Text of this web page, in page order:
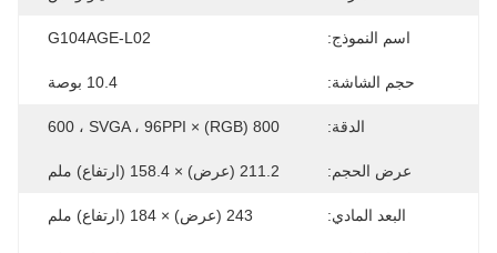
اسم النموذج: G104AGE-L02
حجم الشاشة: 10.4 بوصة
الدقة: 800 (RGB) × 600 ، SVGA ، 96PPI
عرض الحجم: 211.2 (عرض) × 158.4 (ارتفاع) ملم
البعد المادي: 243 (عرض) × 184 (ارتفاع) ملم